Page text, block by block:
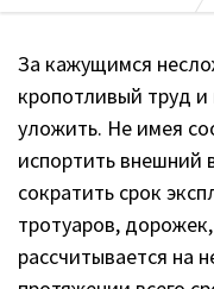
За кажущимся
кропотливый труд и
уложить. Не имея
испортить внешний
сократить срок
тротуаров,
рассчитывается на